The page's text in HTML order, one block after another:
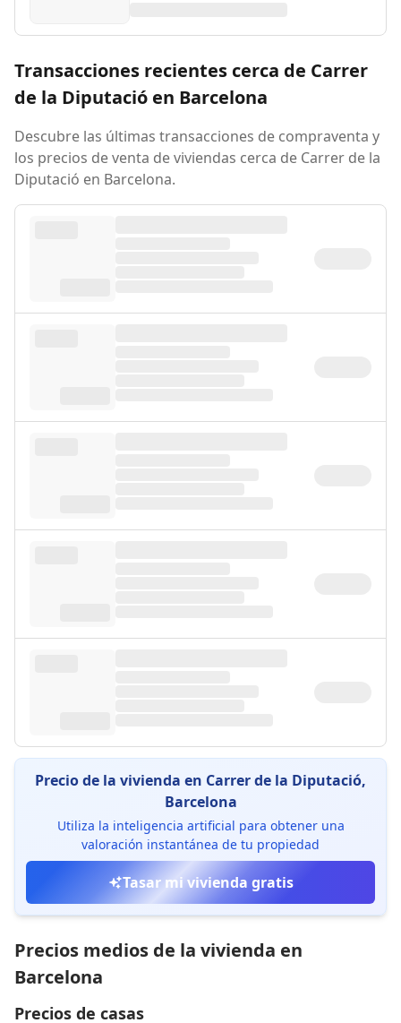
Transacciones recientes cerca de Carrer
de la Diputació en Barcelona
Descubre las últimas transacciones de compraventa y
los precios de venta de viviendas cerca de Carrer de la
Diputació en Barcelona.
Precio de la vivienda en Carrer de la Diputació,
Barcelona
Utiliza la inteligencia artificial para obtener una
valoración instantánea de tu propiedad
Tasar mi vivienda gratis
Precios medios de la vivienda en
Barcelona
Precios de casas